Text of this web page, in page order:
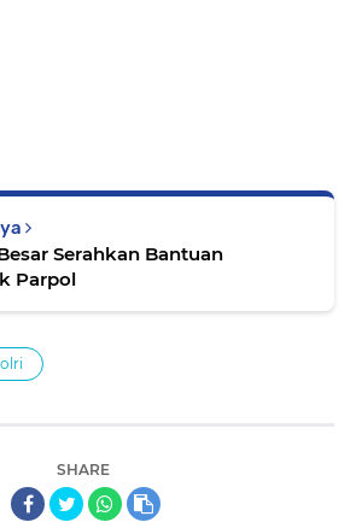
Serahkan Bantuan
Parpol
SHARE